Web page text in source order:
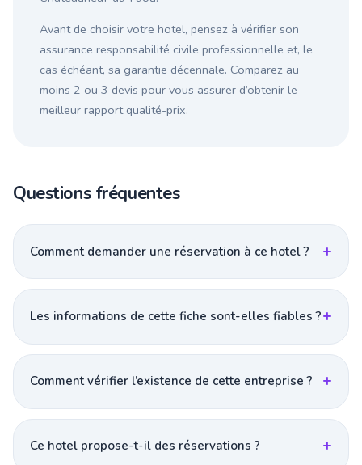
Avant de choisir votre hotel, pensez à vérifier son
assurance responsabilité civile professionnelle et, le
cas échéant, sa garantie décennale. Comparez au
moins 2 ou 3 devis pour vous assurer d’obtenir le
meilleur rapport qualité-prix.
Questions fréquentes
Comment demander une réservation à ce hotel ?
Les informations de cette fiche sont-elles fiables ?
Comment vérifier l’existence de cette entreprise ?
Ce hotel propose-t-il des réservations ?